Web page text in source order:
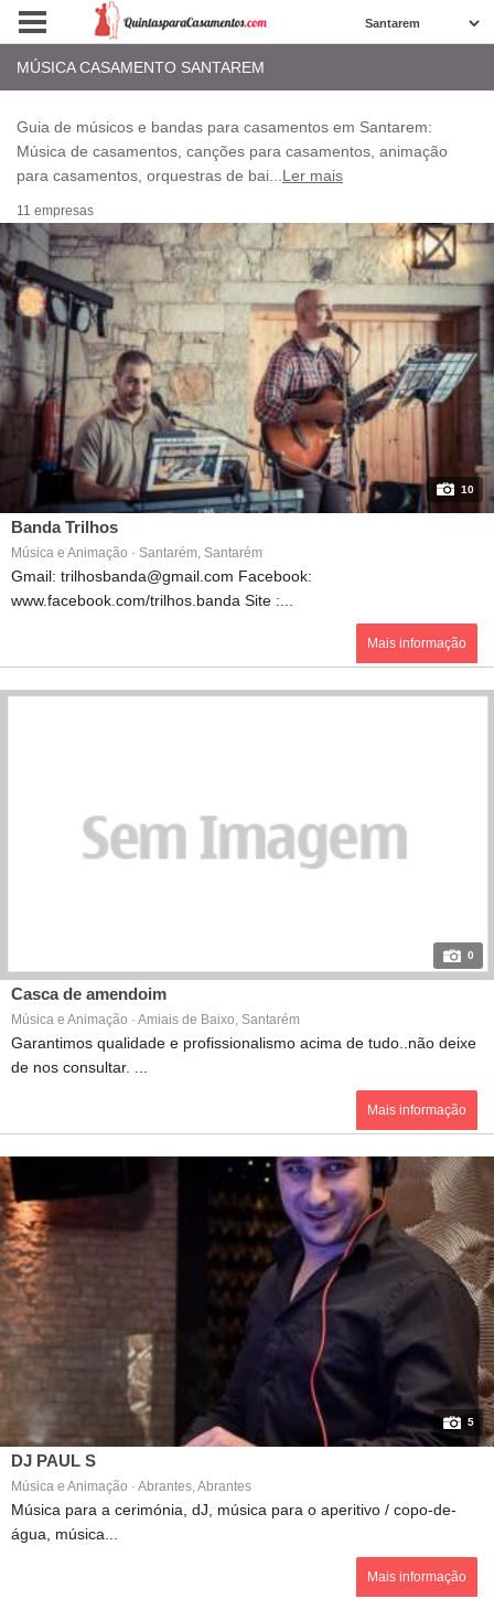
MÚSICA CASAMENTO SANTAREM
Guia de músicos e bandas para casamentos em Santarem:
Música de casamentos, canções para casamentos, animação
para casamentos, orquestras de bai
Ler mais
11 empresas
10
Banda Trilhos
Música e Animação · Santarém, Santarém
Gmail: trilhosbanda@gmail.com Facebook:
www.facebook.com/trilhos.banda Site :...
Mais informação
0
Casca de amendoim
Música e Animação · Amiais de Baixo, Santarém
Garantimos qualidade e profissionalismo acima de tudo..não deixe
de nos consultar. ...
Mais informação
5
DJ PAUL S
Música e Animação · Abrantes, Abrantes
Música para a cerimónia, dJ, música para o aperitivo / copo-de-
água, música...
Mais informação